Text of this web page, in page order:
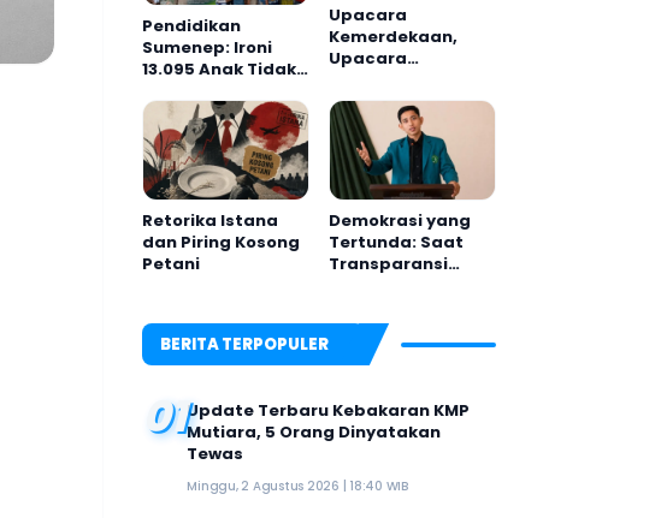
Pendidikan
Sumenep: Ironi
13.095 Anak Tidak
Menyaksikan
Semarak Festival
Kalender Event
2026
Upacara
Kemerdekaan,
Upacara
Retorika Istana
dan Piring Kosong
Petani
Demokrasi yang
Tertunda: Saat
Transparansi
BERITA TERPOPULER
01Update Terbaru Kebakaran KMP
Mutiara, 5 Orang Dinyatakan
Tewas
Minggu, 2 Agustus 2026 | 18:40 WIB